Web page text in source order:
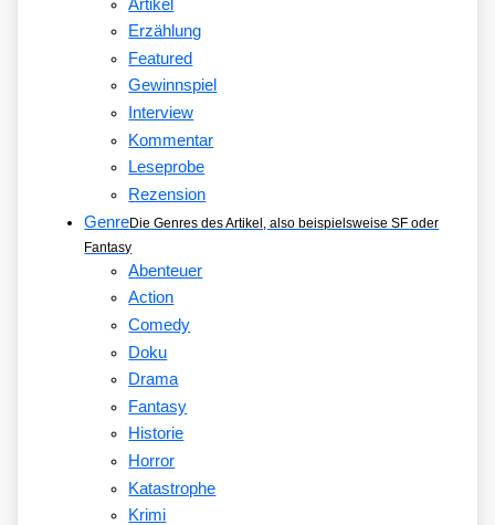
Artikel
Erzählung
Featured
Gewinnspiel
Interview
Kommentar
Leseprobe
Rezension
GenreDie Genres des Artikel, also beispielsweise SF oder
Fantasy
Abenteuer
Action
Comedy
Doku
Drama
Fantasy
Historie
Horror
Katastrophe
Krimi